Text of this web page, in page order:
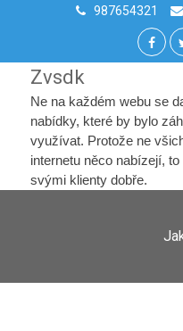
987654321
Zvsdk
Ne na každém webu se
nabídky, které by bylo
využívat. Protože ne
internetu něco nabízejí,
svými klienty dobře.